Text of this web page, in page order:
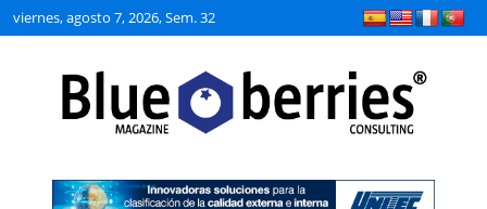
viernes, agosto 7, 2026, Sem. 32